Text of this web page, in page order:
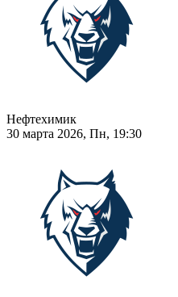
Нефтехимик
30 марта 2026, Пн, 19:30